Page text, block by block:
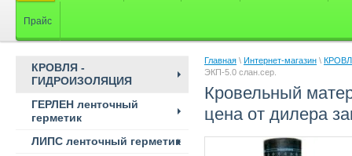
Прайс
КРОВЛЯ -
ГИДРОИЗОЛЯЦИЯ
ГЕРЛЕН ленточный
герметик
ЛИПС ленточный герметик
Главная \ Интернет-магазин \
ЭКП-5.0 слан.сер.
Кровельный
цена от дилера